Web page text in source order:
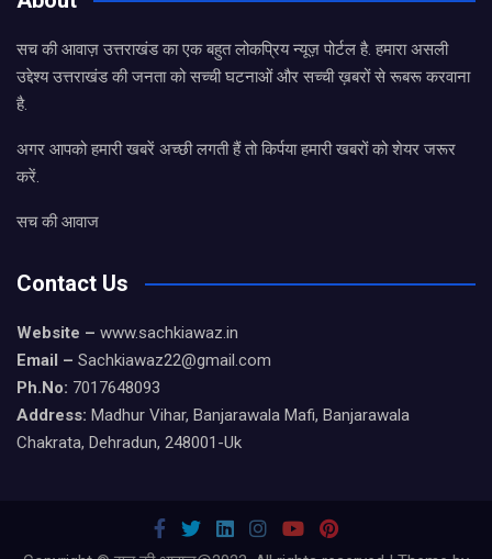
सच की आवाज़ उत्तराखंड का एक बहुत लोकप्रिय न्यूज़ पोर्टल है. हमारा असली
उद्देश्य उत्तराखंड की जनता को सच्ची घटनाओं और सच्ची ख़बरों से रूबरू करवाना
है.
अगर आपको हमारी खबरें अच्छी लगती हैं तो किर्पया हमारी खबरों को शेयर जरूर
करें.
सच की आवाज
Contact Us
Website – www.sachkiawaz.in
Email – Sachkiawaz22@gmail.com
Ph.No: 7017648093
Address: Madhur Vihar, Banjarawala Mafi, Banjarawala
Chakrata, Dehradun, 248001-Uk